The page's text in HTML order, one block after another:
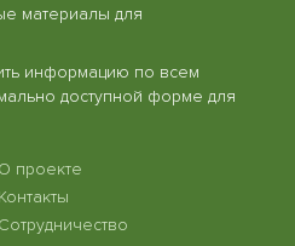
материалы для
информацию по всем
доступной форме для
О проекте
Контакты
Сотрудничество